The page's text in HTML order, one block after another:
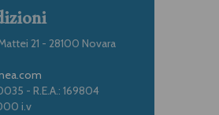
21 - 28100 Novara
- R.E.A.: 169804
i.v